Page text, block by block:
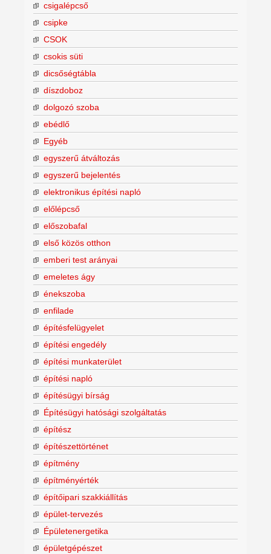
csigalépcső
csipke
CSOK
csokis süti
dicsőségtábla
díszdoboz
dolgozó szoba
ebédlő
Egyéb
egyszerű átváltozás
egyszerű bejelentés
elektronikus építési napló
előlépcső
előszobafal
első közös otthon
emberi test arányai
emeletes ágy
énekszoba
enfilade
építésfelügyelet
építési engedély
építési munkaterület
építési napló
építésügyi bírság
Építésügyi hatósági szolgáltatás
építész
építészettörténet
építmény
építményérték
építőipari szakkiállítás
épület-tervezés
Épületenergetika
épületgépészet